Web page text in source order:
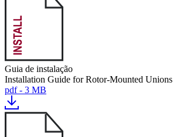
Guia de instalação
Installation Guide for Rotor-Mounted Unions
pdf - 3 MB